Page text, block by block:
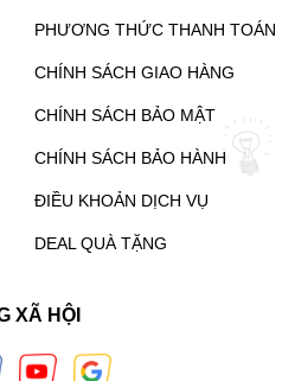
PHƯƠNG THỨC THANH TOÁN
CHÍNH SÁCH GIAO HÀNG
CHÍNH SÁCH BẢO MẬT
CHÍNH SÁCH BẢO HÀNH
ĐIỀU KHOẢN DỊCH VỤ
DEAL QUÀ TẶNG
XÃ HỘI